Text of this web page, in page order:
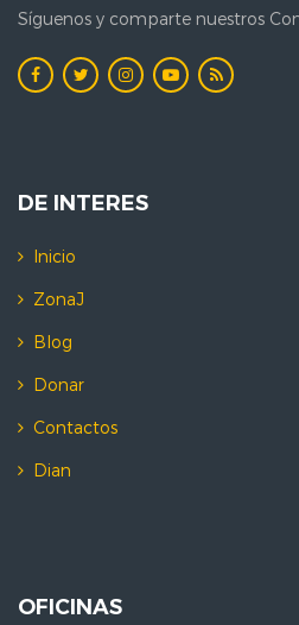
Síguenos y comparte nuestros
DE INTERES
Inicio
ZonaJ
Blog
Donar
Contactos
Dian
OFICINAS